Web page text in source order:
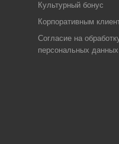
Культурный бонус
Корпоративным
Согласие на
персональных данных